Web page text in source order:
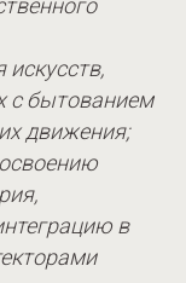
с бытованием
движения;
в